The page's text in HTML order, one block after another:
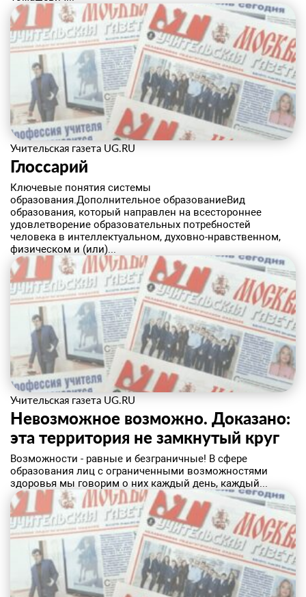
Учительская газета UG.RU
​Глоссарий
Ключевые понятия системы
образования.Дополнительное образованиеВид
образования, который направлен на всестороннее
удовлетворение образовательных потребностей
человека в интеллектуальном, духовно-нравственном,
физическом и (или)...
Учительская газета UG.RU
Невозможное возможно. Доказано:
эта территория не замкнутый круг
​Возможности - равные и безграничные! В сфере
образования лиц с ограниченными возможностями
здоровья мы говорим о них каждый день, каждый...